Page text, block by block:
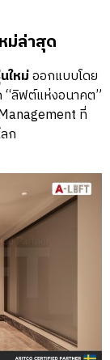
ม่ล่าสุด
ใหม่ออกแบบโดย
“ลิฟต์แห่งอนาคต”
ที่
ก